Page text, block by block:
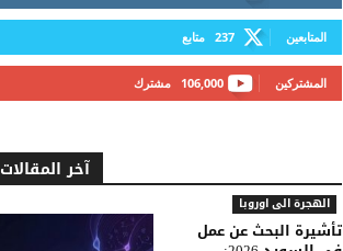
237 متابع المتابعين
106,000 مشترك المشتركين
آخر المقالات
الهجرة الى اوروبا
تأشيرة البحث عن عمل